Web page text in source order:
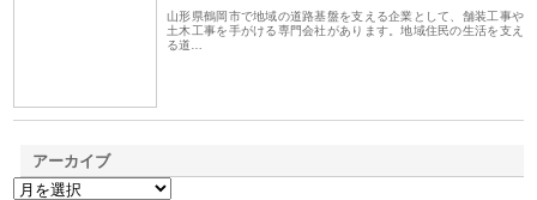
山形県鶴岡市で地域の道路基盤を支える企業として、舗装工事や
土木工事を手がける専門会社があります。地域住民の生活を支え
る道…
アーカイブ